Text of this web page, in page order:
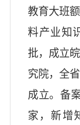
教育大班
料产业知
批， 成立
究院， 全
成立。备
家 ， 新增